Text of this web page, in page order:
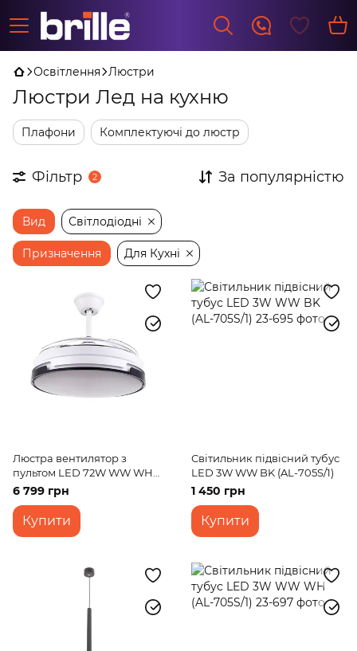
Освітлення Люстри
Люстри Лед на кухню
Плафони Комплектуючі до люстр
Фільтр 2 За популярністю
Вид Світлодіодні
Призначення Для Кухні
Люстра вентилятор з
пультом LED 72W WW WH
(BKL-903S/2)
6 799 грн
Купити
Світильник підвісний тубус
LED 3W WW BK (AL-705S/1)
1 450 грн
Купити